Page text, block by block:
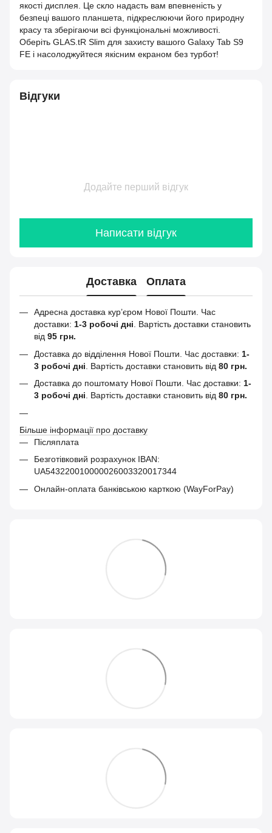
якості дисплея. Це скло надасть вам впевненість у
безпеці вашого планшета, підкреслюючи його природну
красу та зберігаючи всі функціональні можливості.
Оберіть GLAS.tR Slim для захисту вашого Galaxy Tab S9
FE і насолоджуйтеся якісним екраном без турбот!
Відгуки
Додайте перший відгук
Написати відгук
Доставка Оплата
Адресна доставка кур’єром Нової Пошти. Час
доставки: 1-3 робочі дні. Вартість доставки становить
від 95 грн.
Доставка до відділення Нової Пошти. Час доставки: 1-
3 робочі дні . Вартість доставки становить від 80 грн.
Доставка до поштомату Нової Пошти. Час доставки: 1-
3 робочі дні . Вартість доставки становить від 80 грн.
Більше інформації про доставку
Післяплата
Безготівковий розрахунок IBAN:
UA543220010000026003320017344
Онлайн-оплата банківською карткою (WayForPay)